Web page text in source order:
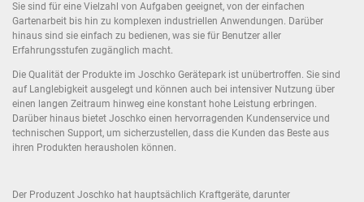
Sie sind für eine Vielzahl von Aufgaben geeignet, von der einfachen
Gartenarbeit bis hin zu komplexen industriellen Anwendungen. Darüber
hinaus sind sie einfach zu bedienen, was sie für Benutzer aller
Erfahrungsstufen zugänglich macht.
Die Qualität der Produkte im Joschko Gerätepark ist unübertroffen. Sie sind
auf Langlebigkeit ausgelegt und können auch bei intensiver Nutzung über
einen langen Zeitraum hinweg eine konstant hohe Leistung erbringen.
Darüber hinaus bietet Joschko einen hervorragenden Kundenservice und
technischen Support, um sicherzustellen, dass die Kunden das Beste aus
ihren Produkten herausholen können.
Der Produzent Joschko hat hauptsächlich Kraftgeräte, darunter